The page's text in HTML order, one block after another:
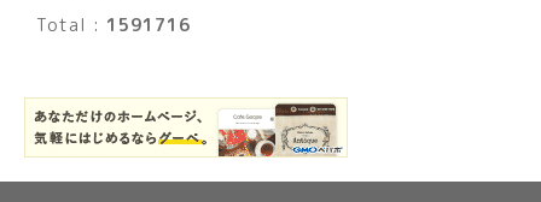
Total : 1591716